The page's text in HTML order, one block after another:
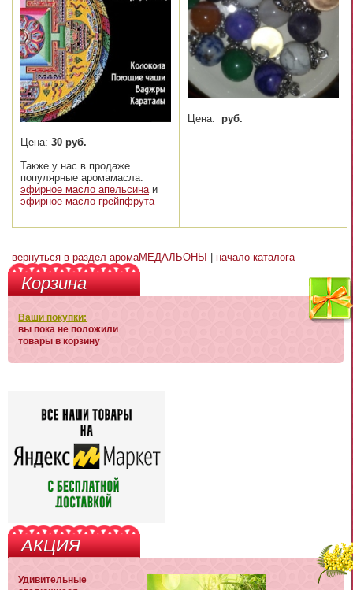
Цена: 30 руб.
Также у нас в продаже
популярные аромамасла:
эфирное масло апельсинаи
эфирное масло грейпфрута
Цена: руб.
вернуться в раздел аромаМЕДАЛЬОНЫ начало каталога
Корзина
Ваши покупки:
вы пока не положили
товары в корзину
АКЦИЯ
Удивительные